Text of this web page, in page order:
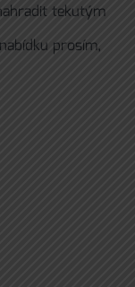
tekutým
prosím,